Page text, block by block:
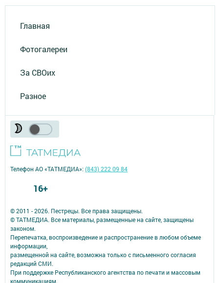
Главная
Фотогалереи
За СВОих
Разное
© 2011 - 2026. Пестрецы. Все права защищены.
© ТАТМЕДИА. Все материалы, размещенные на сайте, защищены
законом.
Перепечатка, воспроизведение и распространение в любом объеме
информации,
размещенной на сайте, возможна только с письменного согласия
редакций СМИ.
При поддержке Республиканского агентства по печати и массовым
коммуникациям.
Телефон АО «ТАТМЕДИА»:(843) 222 09 84
16+